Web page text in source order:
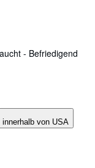
- Befriedigend
innerhalb von USA